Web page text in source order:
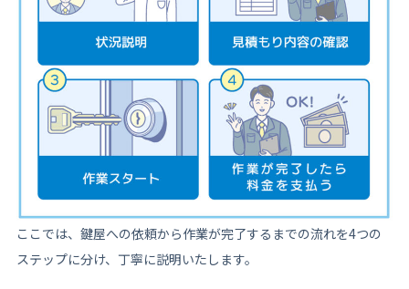
ここでは、鍵屋への依頼から作業が完了するまでの流れを4つの
ステップに分け、丁寧に説明いたします。